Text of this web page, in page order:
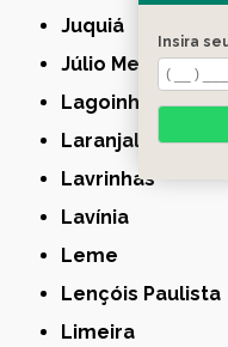
Juquiá
Júlio Mesquita
Lagoinha
Laranjal Paulista
Lavrinhas
Lavínia
Leme
Lençóis Paulista
Limeira
Insira